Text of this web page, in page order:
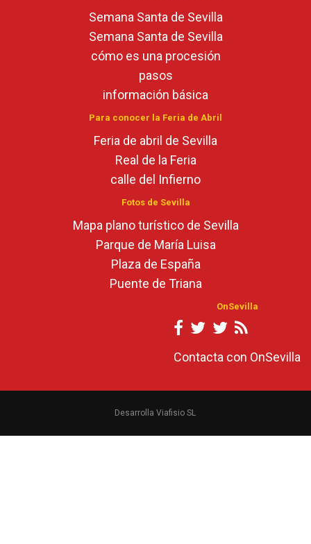
Semana Santa de Sevilla
Semana Santa de Sevilla
cómo es una procesión
pasos
información básica
Para conocer la Feria de Abril
Feria de abril de Sevilla
Real de la Feria
calle del Infierno
Fotos de Sevilla
Mapa plano turístico de Sevilla
Parque de María Luisa
Plaza de España
Puente de Triana
OnSevilla
Contacta con OnSevilla
Desarrolla Viafisio SL